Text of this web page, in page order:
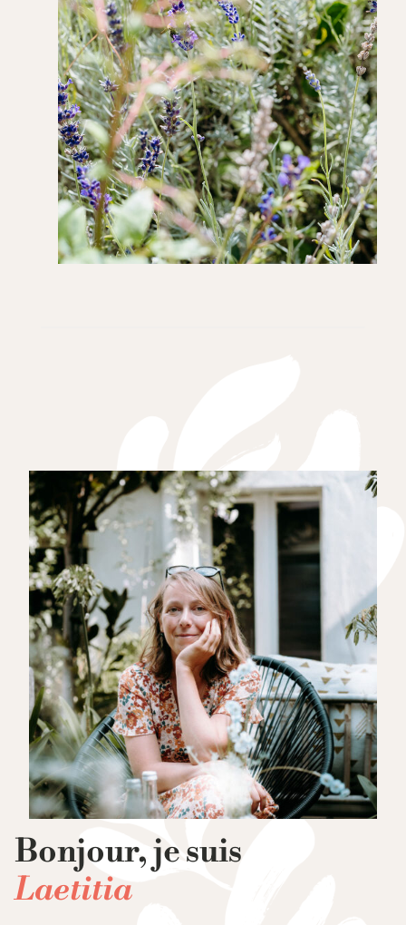
Bonjour, je suis
Laetitia